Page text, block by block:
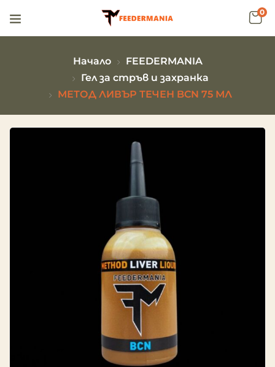
0
Начало
FEEDERMANIA
Гел за стръв и захранка
МЕТОД ЛИВЪР ТЕЧЕН BCN 75 МЛ